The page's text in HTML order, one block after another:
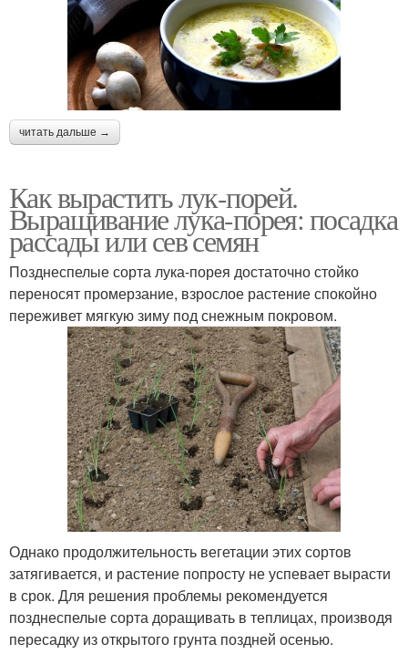
читать дальше →
Как вырастить лук-порей.
Выращивание лука-порея: посадка
рассады или сев семян
Позднеспелые сорта лука-порея достаточно стойко
переносят промерзание, взрослое растение спокойно
переживет мягкую зиму под снежным покровом.
Однако продолжительность вегетации этих сортов
затягивается, и растение попросту не успевает вырасти
в срок. Для решения проблемы рекомендуется
позднеспелые сорта доращивать в теплицах, производя
пересадку из открытого грунта поздней осенью.